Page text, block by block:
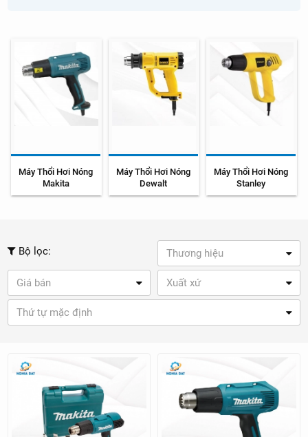
Máy Thổi Hơi Nóng
Makita
Máy Thổi Hơi Nóng
Dewalt
Máy Thổi Hơi Nóng
Stanley
Bộ lọc: Thương hiệu
Giá bán Xuất xứ
Thứ tự mặc định